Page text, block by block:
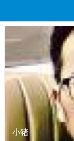
小猪